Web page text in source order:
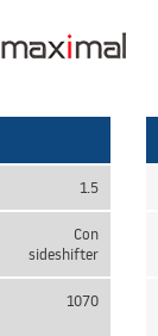
1.5
Con
sideshifter
1070